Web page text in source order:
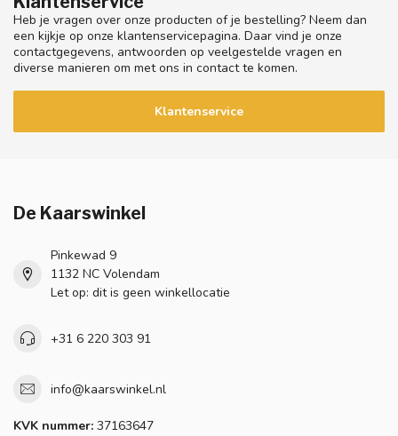
Heb je vragen over onze producten of je bestelling? Neem dan
een kijkje op onze klantenservicepagina. Daar vind je onze
contactgegevens, antwoorden op veelgestelde vragen en
diverse manieren om met ons in contact te komen.
Klantenservice
De Kaarswinkel
Pinkewad 9
1132 NC Volendam
Let op: dit is geen winkellocatie
+31 6 220 303 91
info@kaarswinkel.nl
KVK nummer: 37163647